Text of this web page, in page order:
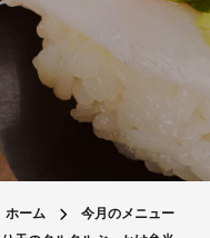
ホーム
今月のメニュー